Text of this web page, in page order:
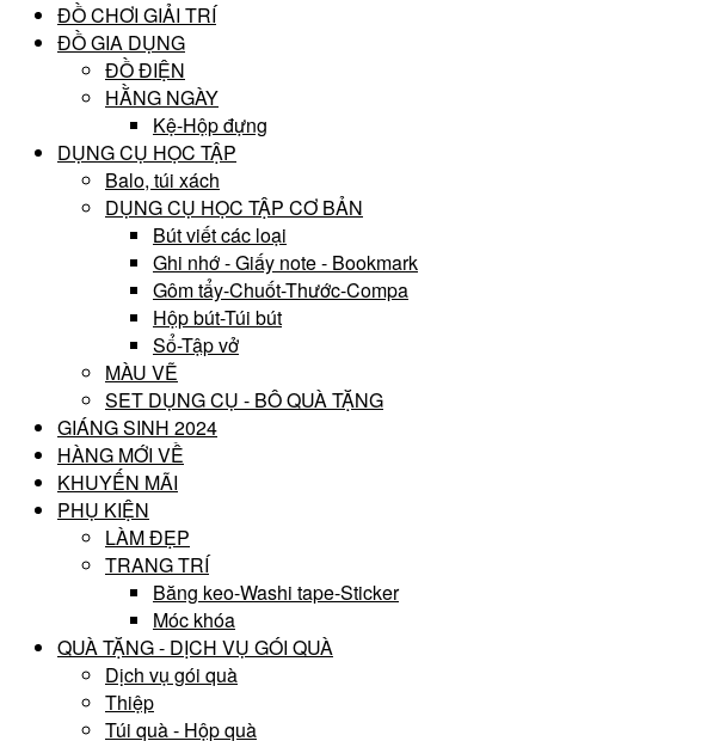
ĐỒ CHƠI GIẢI TRÍ
ĐỒ GIA DỤNG
ĐỒ ĐIỆN
HẰNG NGÀY
Kệ-Hộp đựng
DỤNG CỤ HỌC TẬP
Balo, túi xách
DỤNG CỤ HỌC TẬP CƠ BẢN
Bút viết các loại
Ghi nhớ - Giấy note - Bookmark
Gôm tẩy-Chuốt-Thước-Compa
Hộp bút-Túi bút
Sổ-Tập vở
MÀU VẼ
SET DỤNG CỤ - BÔ QUÀ TẶNG
GIÁNG SINH 2024
HÀNG MỚI VỀ
KHUYẾN MÃI
PHỤ KIỆN
LÀM ĐẸP
TRANG TRÍ
Băng keo-Washi tape-Sticker
Móc khóa
QUÀ TẶNG - DỊCH VỤ GÓI QUÀ
Dịch vụ gói quà
Thiệp
Túi quà - Hộp quà